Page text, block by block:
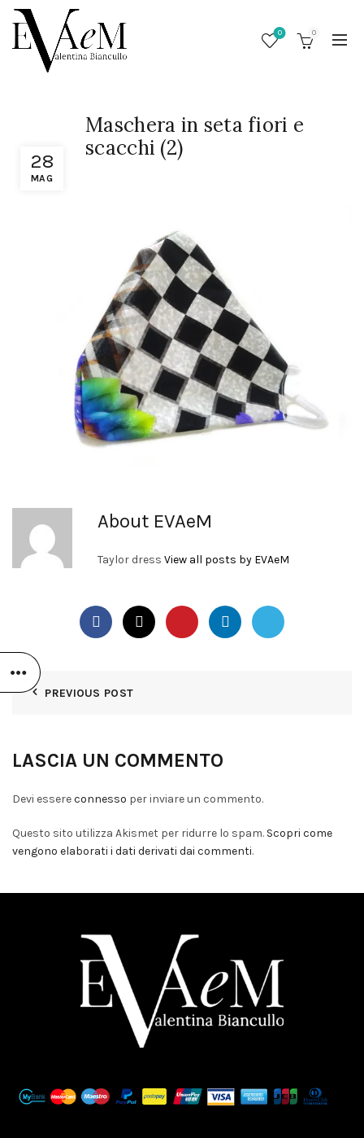
0 0
28
MAG
Maschera in seta fiori e
scacchi (2)
About EVAeM
Taylor dress View all posts by EVAeM
PREVIOUS POST
LASCIA UN COMMENTO
Devi essereconnesso per inviare un commento.
Questo sito utilizza Akismet per ridurre lo spam. Scopri come
vengono elaborati i dati derivati dai commenti.